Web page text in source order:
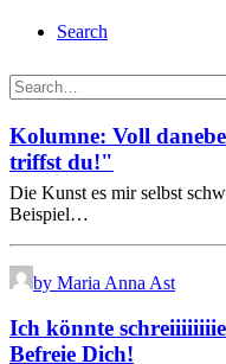
Search
Kolumne: Voll
triffst du!"
Die Kunst es mir selbst
Beispiel…
by Maria Anna Ast
Ich könnte
Befreie Dich!